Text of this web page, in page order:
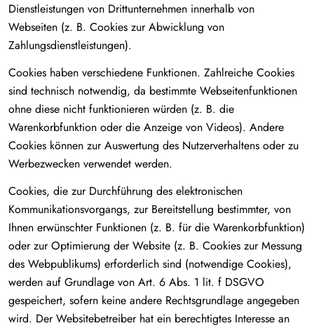
Dienstleistungen von Drittunternehmen innerhalb von
Webseiten (z. B. Cookies zur Abwicklung von
Zahlungsdienstleistungen).
Cookies haben verschiedene Funktionen. Zahlreiche Cookies
sind technisch notwendig, da bestimmte Webseitenfunktionen
ohne diese nicht funktionieren würden (z. B. die
Warenkorbfunktion oder die Anzeige von Videos). Andere
Cookies können zur Auswertung des Nutzerverhaltens oder zu
Werbezwecken verwendet werden.
Cookies, die zur Durchführung des elektronischen
Kommunikationsvorgangs, zur Bereitstellung bestimmter, von
Ihnen erwünschter Funktionen (z. B. für die Warenkorbfunktion)
oder zur Optimierung der Website (z. B. Cookies zur Messung
des Webpublikums) erforderlich sind (notwendige Cookies),
werden auf Grundlage von Art. 6 Abs. 1 lit. f DSGVO
gespeichert, sofern keine andere Rechtsgrundlage angegeben
wird. Der Websitebetreiber hat ein berechtigtes Interesse an